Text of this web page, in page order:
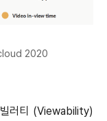
2020
러티 (Viewability)